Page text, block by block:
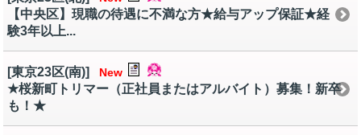
【中央区】現職の待遇に不満な方★給与アップ保証★経
験3年以上...
[東京23区(南)] New
★桜新町トリマー（正社員またはアルバイト）募集！新卒
も！★